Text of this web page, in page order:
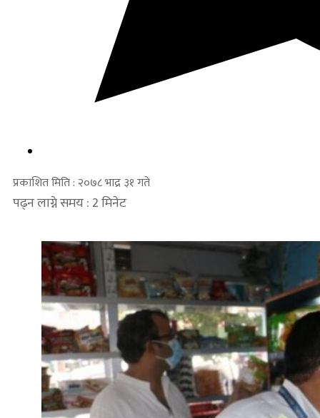
प्रकाशित मिति : २०७८ भाद्र ३१ गते
पढ्न लाग्ने समय : 2 मिनेट